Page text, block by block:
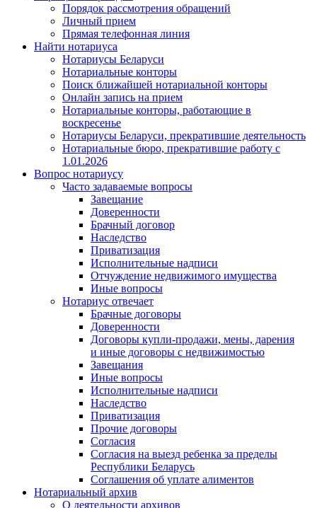
Порядок рассмотрения обращений
Личный прием
Прямая телефонная линия
Найти нотариуса
Нотариусы Беларуси
Нотариальные конторы
Поиск ближайшей нотариальной конторы
Онлайн запись на прием
Нотариальные конторы, работающие в
воскресенье
Нотариусы Беларуси, прекратившие деятельность
Нотариальные бюро, прекратившие работу с
1.01.2026
Вопрос нотариусу
Часто задаваемые вопросы
Завещание
Доверенности
Брачный договор
Наследство
Приватизация
Исполнительные надписи
Отчуждение недвижимого имущества
Иные вопросы
Нотариус отвечает
Брачные договоры
Доверенности
Договоры купли-продажи, мены, дарения
и иные договоры с недвижимостью
Завещания
Иные вопросы
Исполнительные надписи
Наследство
Приватизация
Прочие договоры
Согласия
Согласия на выезд ребенка за пределы
Республики Беларусь
Соглашения об уплате алиментов
Нотариальный архив
О деятельности архивов